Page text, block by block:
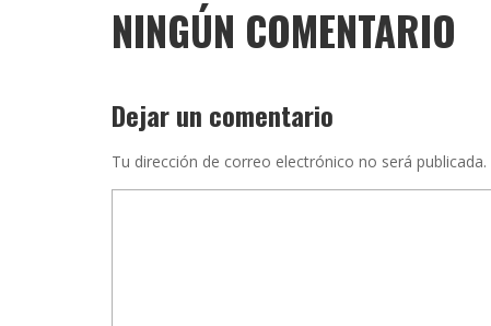
NINGÚN COMENTARIO
Dejar un comentario
Tu dirección de correo electrónico no será publicada.